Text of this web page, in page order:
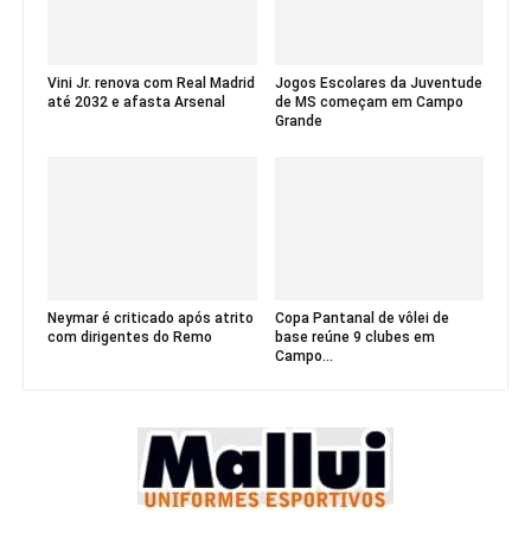
Vini Jr. renova com Real Madrid
até 2032 e afasta Arsenal
Jogos Escolares da Juventude
de MS começam em Campo
Grande
Neymar é criticado após atrito
com dirigentes do Remo
Copa Pantanal de vôlei de
base reúne 9 clubes em
Campo...